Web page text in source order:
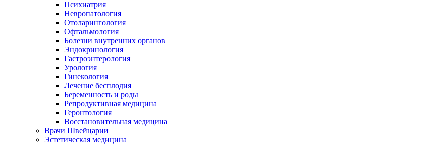
Психиатрия
Невропатология
Отоларингология
Офтальмология
Болезни внутренних органов
Эндокринология
Гастроэнтерология
Урология
Гинекология
Лечение бесплодия
Беременность и роды
Репродуктивная медицина
Геронтология
Восстановительная медицина
Врачи Швейцарии
Эстетическая медицина